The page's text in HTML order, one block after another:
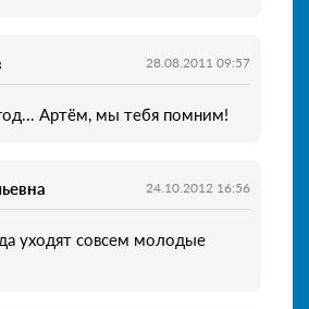
28.08.2011 09:57
Артём, мы тебя помним!
24.10.2012 16:56
уходят совсем молодые